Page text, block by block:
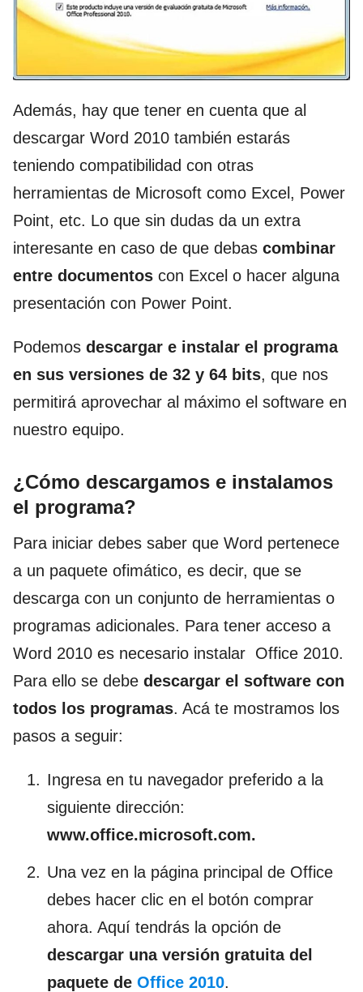
Además, hay que tener en cuenta que al
descargar Word 2010 también estarás
teniendo compatibilidad con otras
herramientas de Microsoft como Excel, Power
Point, etc. Lo que sin dudas da un extra
interesante en caso de que debas combinar
entre documentos con Excel o hacer alguna
presentación con Power Point.
Podemos descargar e instalar el programa
en sus versiones de 32 y 64 bits, que nos
permitirá aprovechar al máximo el software en
nuestro equipo.
¿Cómo descargamos e instalamos
el programa?
Para iniciar debes saber que Word pertenece
a un paquete ofimático, es decir, que se
descarga con un conjunto de herramientas o
programas adicionales. Para tener acceso a
Word 2010 es necesario instalar Office 2010.
Para ello se debe descargar el software con
todos los programas. Acá te mostramos los
pasos a seguir:
Ingresa en tu navegador preferido a la
siguiente dirección:
www.office.microsoft.com.
Una vez en la página principal de Office
debes hacer clic en el botón comprar
ahora. Aquí tendrás la opción de
descargar una versión gratuita del
paquete de Office 2010.